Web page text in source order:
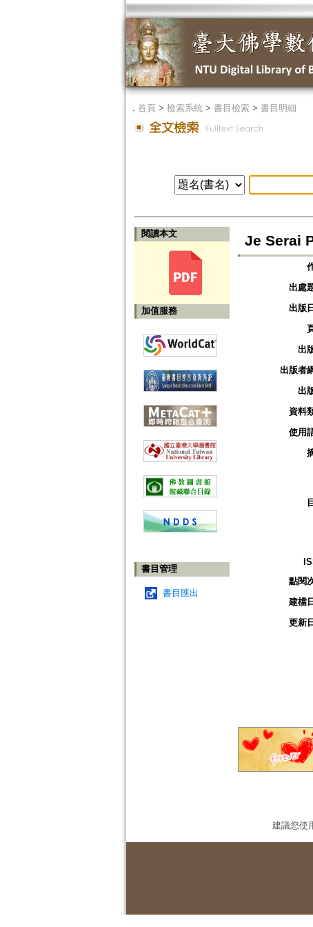
． 首頁> 檢索系統> 書目檢索> 書目明細
閱讀本文
加值服務
書目管理
書目匯出
Je Serai
出處
出版
出
出版者
出
資料
使用
點閱
建檔
更新
建議您使